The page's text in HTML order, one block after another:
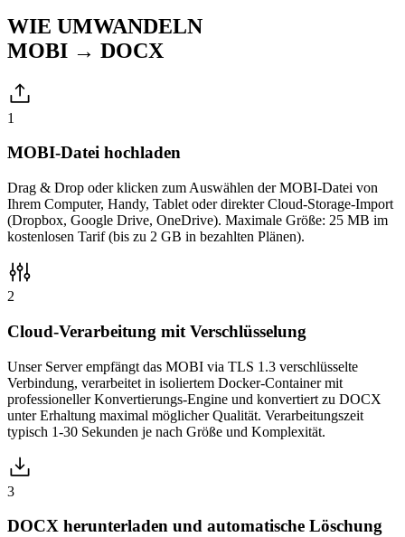
WIE UMWANDELN
MOBI → DOCX
1
MOBI-Datei hochladen
Drag & Drop oder klicken zum Auswählen der MOBI-Datei von
Ihrem Computer, Handy, Tablet oder direkter Cloud-Storage-Import
(Dropbox, Google Drive, OneDrive). Maximale Größe: 25 MB im
kostenlosen Tarif (bis zu 2 GB in bezahlten Plänen).
2
Cloud-Verarbeitung mit Verschlüsselung
Unser Server empfängt das MOBI via TLS 1.3 verschlüsselte
Verbindung, verarbeitet in isoliertem Docker-Container mit
professioneller Konvertierungs-Engine und konvertiert zu DOCX
unter Erhaltung maximal möglicher Qualität. Verarbeitungszeit
typisch 1-30 Sekunden je nach Größe und Komplexität.
3
DOCX herunterladen und automatische Löschung